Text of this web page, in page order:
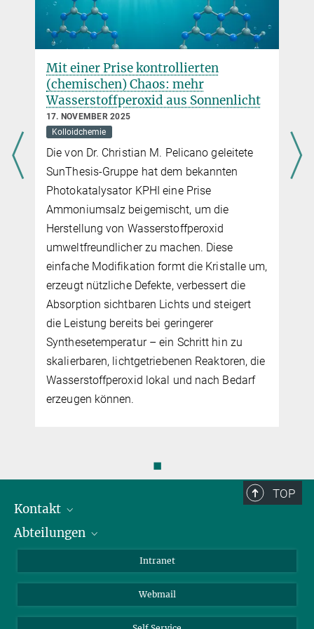
Mit einer Prise kontrollierten
(chemischen) Chaos: mehr
Wasserstoffperoxid aus Sonnenlicht
17. NOVEMBER 2025
Kolloidchemie
Die von Dr. Christian M. Pelicano geleitete
SunThesis-Gruppe hat dem bekannten
Photokatalysator KPHI eine Prise
Ammoniumsalz beigemischt, um die
Herstellung von Wasserstoffperoxid
umweltfreundlicher zu machen. Diese
einfache Modifikation formt die Kristalle um,
erzeugt nützliche Defekte, verbessert die
Absorption sichtbaren Lichts und steigert
die Leistung bereits bei geringerer
Synthesetemperatur – ein Schritt hin zu
skalierbaren, lichtgetriebenen Reaktoren, die
Wasserstoffperoxid lokal und nach Bedarf
erzeugen können.
◼
TOP
Kontakt
Mitarbeiterverzeichnis
Abteilungen
Biomolekulare Systeme
Kolloidchemie
Intranet
Webmail